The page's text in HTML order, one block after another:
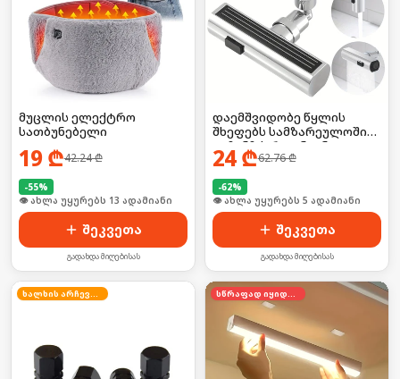
მუცლის ელექტრო
სათბუნებელი
19 ₾42.24₾
-55%
🛒 ბოლო 24სთ-ში იყიდა 17-მა
შეკვეთა
გადახდა მიღებისას
დაემშვიდობე წყლის
შხეფებს სამზარეულოში
— ჩანჩქერი ონკანი
იდეალური ნაკადით! 💦❌ 3
24₾62.76₾
-62%
🛒 ბოლო 24სთ-ში იყიდა 7-მა
შეკვეთა
გადახდა მიღებისას
ხალხის არჩევანი სწრაფად იყიდება